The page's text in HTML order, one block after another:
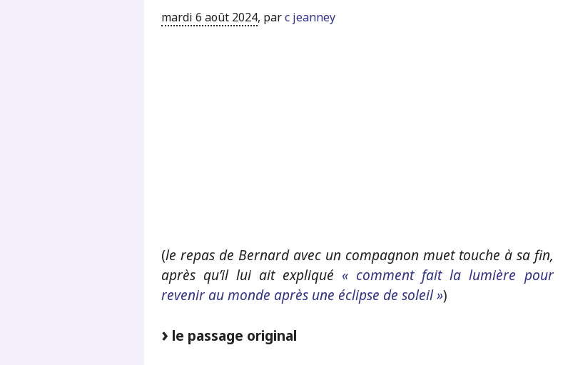
mardi 6 août 2024, parc jeanney
(le repas de Bernard avec un compagnon muet touche à sa fin,
après qu’il lui ait expliqué « comment fait la lumière pour
revenir au monde après une éclipse de soleil »)
le passage original